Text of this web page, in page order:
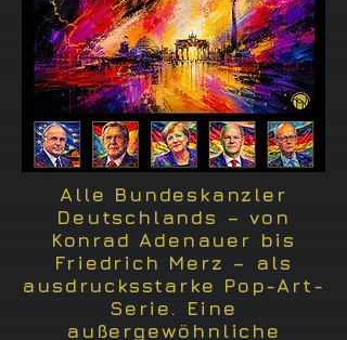
Alle Bundeskanzler
Deutschlands – von
Konrad Adenauer bis
Friedrich Merz – als
ausdrucksstarke Pop-Art-
Serie. Eine
außergewöhnliche